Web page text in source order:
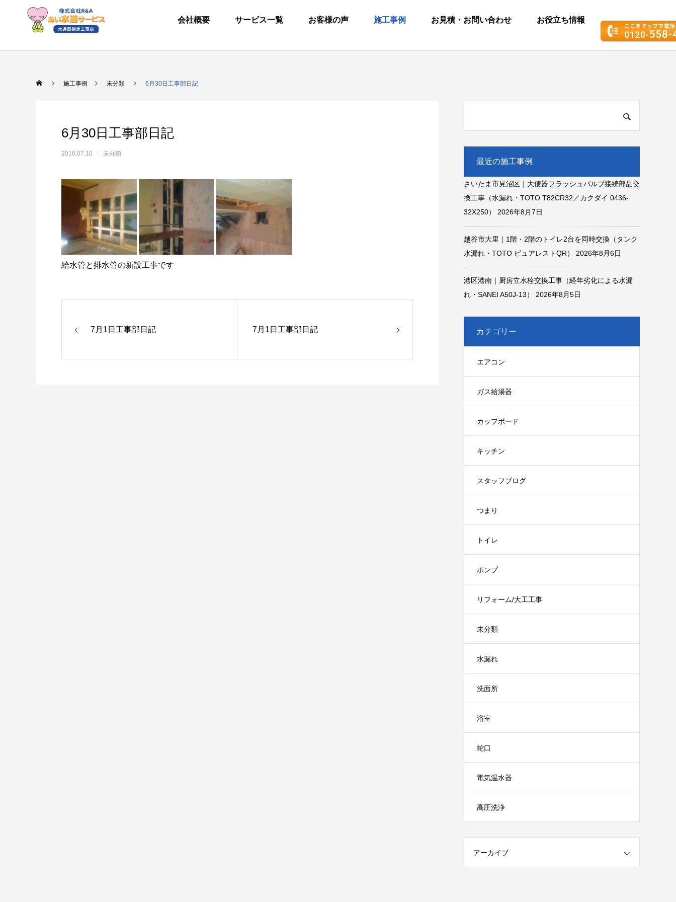
会社概要 サービス一覧 お客様の声 施工事例 お見積・お問い合わせ お役立ち情報
施工事例 未分類 6月30日工事部日記
6月30日工事部日記
2016.07.10 未分類
給水管と排水管の新設工事です
7月1日工事部日記 7月1日工事部日記
最近の施工事例
さいたま市見沼区｜大便器フラッシュバルブ接続部品交
換工事（水漏れ・TOTO T82CR32／カクダイ 0436-
32X250）
2026年8月7日
越谷市大里｜1階・2階のトイレ2台を同時交換（タンク
水漏れ・TOTO ピュアレストQR）
2026年8月6日
港区港南｜厨房立水栓交換工事（経年劣化による水漏
れ・SANEI A50J-13）
2026年8月5日
カテゴリー
エアコン
ガス給湯器
カップボード
キッチン
スタッフブログ
つまり
トイレ
ポンプ
リフォーム/大工工事
未分類
水漏れ
洗面所
浴室
蛇口
電気温水器
高圧洗浄
アーカイブ